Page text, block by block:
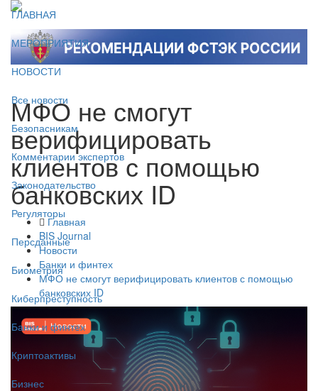
ГЛАВНАЯ
МЕРОПРИЯТИЯ
НОВОСТИ
Все новости
Безопасникам
Комментарии экспертов
Законодательство
Регуляторы
Персданные
Биометрия
Киберпреступность
Банки и финтех
Криптоактивы
Бизнес
МФО не смогут
верифицировать
клиентов с помощью
банковских ID
Главная
BIS Journal
Новости
Банки и финтех
МФО не смогут верифицировать клиентов с помощью
банковских ID